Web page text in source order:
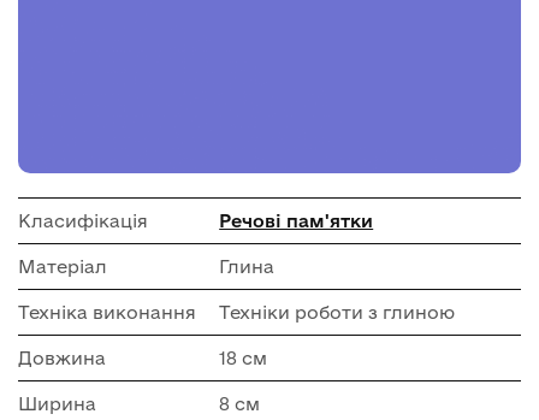
Класифікація Речові пам'ятки
Матеріал Глина
Техніка виконання Техніки роботи з глиною
Довжина 18 см
Ширина 8 см